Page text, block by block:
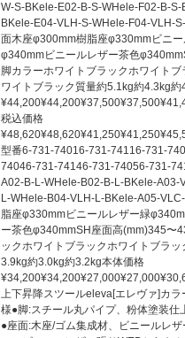
W-S-BKele-E02-B-S-WHele-F02-B-
BKele-E04-VLH-S-WHele-F04-VLH-
面木座φ300mm樹脂座φ330mmビニ
φ340mmビニールレザー茶色
脚カラーホワイトブラックホワイト
ワイトブラック質量約5.1kg約4.3kg
税込価格
型番6-731-74016-731-74116-731-
74046-731-74146-731-74056-731-
A02-B-L-WHele-B02-B-L-BKele-
L-WHele-B04-VLH-L-BKele-A05-
脂座φ330mmビニールレザー緑
ー茶色φ340mmSH座面高(mm)345〜
ックホワイトブラックホワイトブラ
3.9kg約3.0kg約3.2kg本体価格
上下昇降スツールeleva[エレヴァ]カ
様●脚:スチール丸パイプ、粉体塗装
●座面:木座/ゴム集成材、ビニールレ